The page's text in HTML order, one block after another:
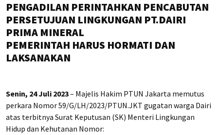
PENGADILAN PERINTAHKAN PENCABUTAN
PERSETUJUAN LINGKUNGAN PT.DAIRI
PRIMA MINERAL
PEMERINTAH HARUS HORMATI DAN
LAKSANAKAN
Senin, 24 Juli 2023– Majelis Hakim PTUN Jakarta memutus
perkara Nomor 59/G/LH/2023/PTUN.JKT gugatan warga Dairi
atas terbitnya Surat Keputusan (SK) Menteri Lingkungan
Hidup dan Kehutanan Nomor: